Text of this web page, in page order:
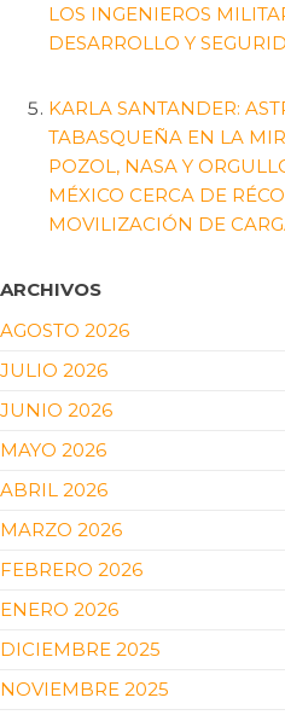
LOS INGENIEROS
DESARROLLO Y
KARLA SANTANDER:
TABASQUEÑA EN LA
POZOL, NASA Y
MÉXICO CERCA DE
MOVILIZACIÓN DE
ARCHIVOS
AGOSTO 2026
JULIO 2026
JUNIO 2026
MAYO 2026
ABRIL 2026
MARZO 2026
FEBRERO 2026
ENERO 2026
DICIEMBRE 2025
NOVIEMBRE 2025